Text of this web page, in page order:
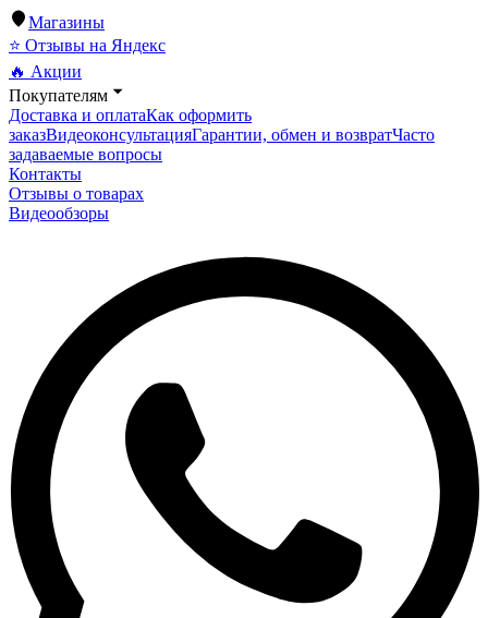
Магазины
⭐ Отзывы на Яндекс
🔥 Акции
Покупателям
Доставка и оплатаКак оформить
заказВидеоконсультацияГарантии, обмен и возвратЧасто
задаваемые вопросы
Контакты
Отзывы о товарах
Видеообзоры